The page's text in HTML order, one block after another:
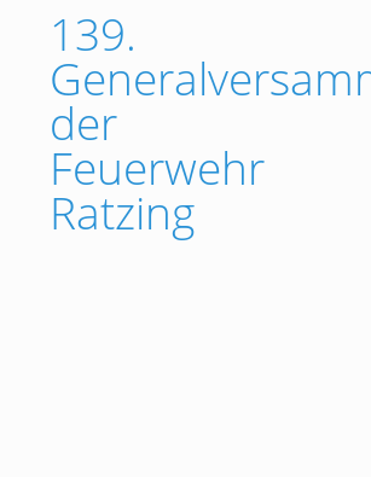
139.
der
Feuerwehr
Ratzing